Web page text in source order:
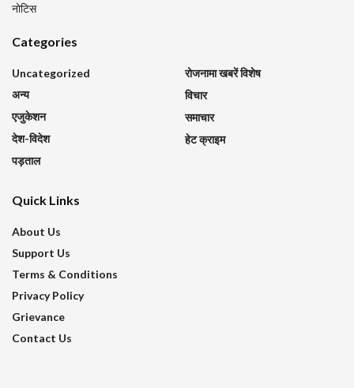
नोटिस
Categories
Uncategorized
अन्य
एजुकेशन
देश-विदेश
पड़ताल
रोजनामा खबरें विशेष
विचार
समाचार
हेट क्राइम
Quick Links
About Us
Support Us
Terms & Conditions
Privacy Policy
Grievance
Contact Us